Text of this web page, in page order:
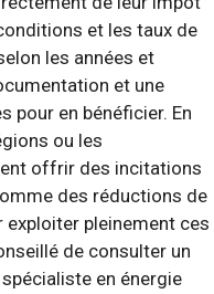
et les taux de
les années et
et une
pour en bénéficier. En
ou les
offrir des incitations
des réductions de
exploiter pleinement ces
de consulter un
en énergie